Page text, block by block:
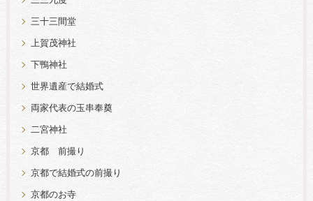
三十三間堂
上賀茂神社
下鴨神社
世界遺産で結婚式
両家代表の玉串奉奠
二宮神社
京都 前撮り
京都で結婚式の前撮り
京都のお寺